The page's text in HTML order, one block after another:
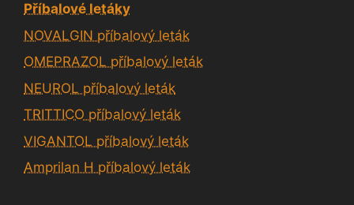
Příbalové letáky
NOVALGIN příbalový leták
OMEPRAZOL příbalový leták
NEUROL příbalový leták
TRITTICO příbalový leták
VIGANTOL příbalový leták
Amprilan H příbalový leták